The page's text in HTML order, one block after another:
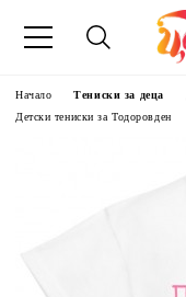
Начало Тениски за деца
Детски тениски за Тодоровден